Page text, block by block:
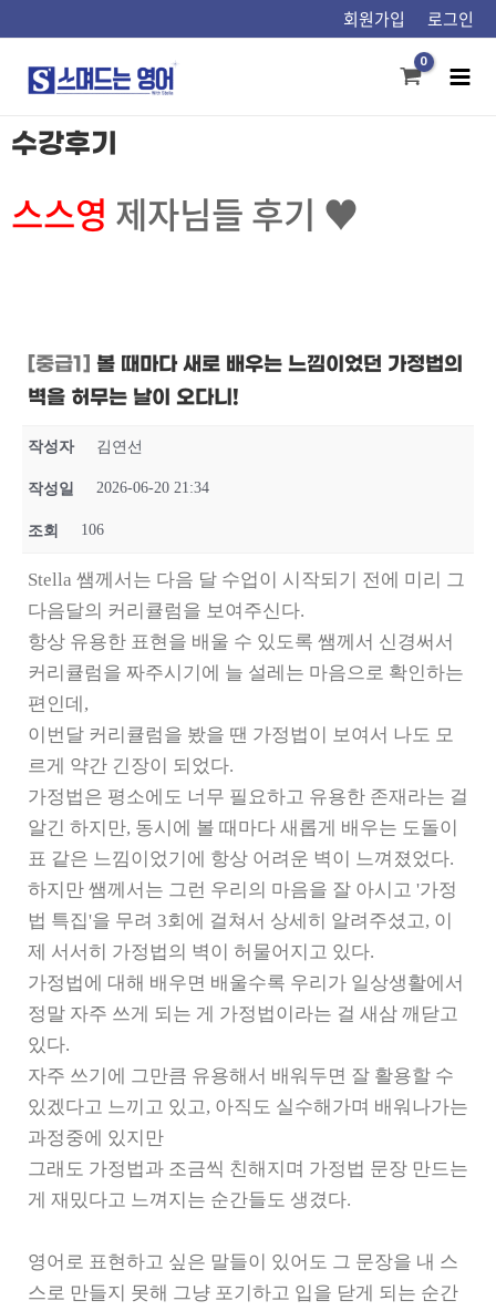
건너뛰기
회원가입 로그인
수강후기
스스영 제자님들 후기 ♥
[중급1] 볼 때마다 새로 배우는 느낌이었던 가정법의
벽을 허무는 날이 오다니!
작성자 김연선
작성일 2026-06-20 21:34
조회 106
Stella 쌤께서는 다음 달 수업이 시작되기 전에 미리 그
다음달의 커리큘럼을 보여주신다.
항상 유용한 표현을 배울 수 있도록 쌤께서 신경써서
커리큘럼을 짜주시기에 늘 설레는 마음으로 확인하는
편인데,
이번달 커리큘럼을 봤을 땐 가정법이 보여서 나도 모
르게 약간 긴장이 되었다.
가정법은 평소에도 너무 필요하고 유용한 존재라는 걸
알긴 하지만, 동시에 볼 때마다 새롭게 배우는 도돌이
표 같은 느낌이었기에 항상 어려운 벽이 느껴졌었다.
하지만 쌤께서는 그런 우리의 마음을 잘 아시고 '가정
법 특집'을 무려 3회에 걸쳐서 상세히 알려주셨고, 이
제 서서히 가정법의 벽이 허물어지고 있다.
가정법에 대해 배우면 배울수록 우리가 일상생활에서
정말 자주 쓰게 되는 게 가정법이라는 걸 새삼 깨닫고
있다.
자주 쓰기에 그만큼 유용해서 배워두면 잘 활용할 수
있겠다고 느끼고 있고, 아직도 실수해가며 배워나가는
과정중에 있지만
그래도 가정법과 조금씩 친해지며 가정법 문장 만드는
게 재밌다고 느껴지는 순간들도 생겼다.
영어로 표현하고 싶은 말들이 있어도 그 문장을 내 스
스로 만들지 못해 그냥 포기하고 입을 닫게 되는 순간